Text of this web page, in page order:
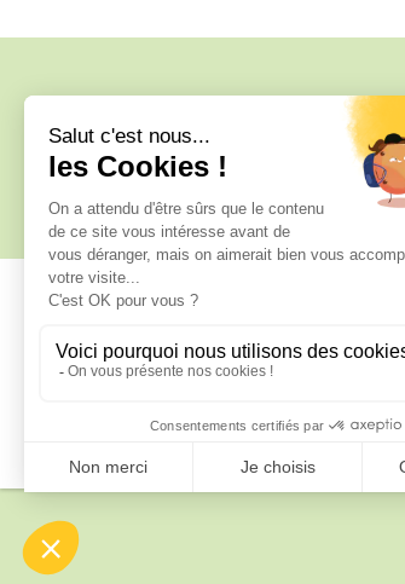
34 C, 34 Rue des Anciennes Salines,
17370 Le Grand-Village-Plage, France
NOUS LOCALISER